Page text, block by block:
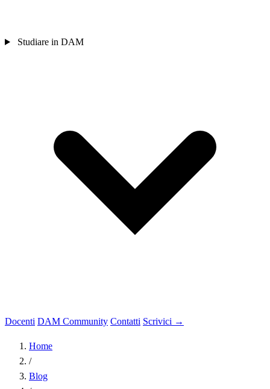
Studiare in DAM
Docenti DAM Community Contatti Scrivici →
Home
/
Blog